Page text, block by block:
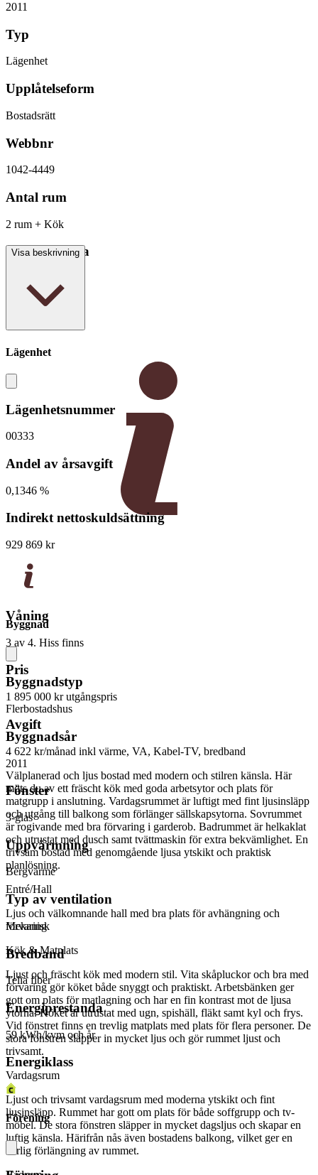
2011
Typ
Lägenhet
Upplåtelseform
Bostadsrätt
Webbnr
1042-4449
Antal rum
2 rum + Kök
Boarea/Biarea
Våning
3 av 4. Hiss finns
Pris
1 895 000 kr utgångspris
Avgift
4 622 kr/månad inkl värme, VA, Kabel-TV, bredband
Välplanerad och ljus bostad med modern och stilren känsla. Här
möts du av ett fräscht kök med goda arbetsytor och plats för
matgrupp i anslutning. Vardagsrummet är luftigt med fint ljusinsläpp
och utgång till balkong som förlänger sällskapsytorna. Sovrummet
är rogivande med bra förvaring i garderob. Badrummet är helkaklat
och utrustat med dusch samt tvättmaskin för extra bekvämlighet. En
trivsam bostad med genomgående ljusa ytskikt och praktisk
planlösning.
Entré/Hall
Ljus och välkomnande hall med bra plats för avhängning och
förvaring
Kök & Matplats
Ljust och fräscht kök med modern stil. Vita skåpluckor och bra med
förvaring gör köket både snyggt och praktiskt. Arbetsbänken ger
gott om plats för matlagning och har en fin kontrast mot de ljusa
ytorna. Köket är utrustat med ugn, spishäll, fläkt samt kyl och frys.
Vid fönstret finns en trevlig matplats med plats för flera personer. De
stora fönstren släpper in mycket ljus och gör rummet ljust och
trivsamt.
Vardagsrum
Ljust och trivsamt vardagsrum med moderna ytskikt och fint
ljusinsläpp. Rummet har gott om plats för både soffgrupp och tv-
möbel. De stora fönstren släpper in mycket dagsljus och skapar en
luftig känsla. Härifrån nås även bostadens balkong, vilket ger en
härlig förlängning av rummet.
Visa beskrivning
Lägenhet
Lägenhetsnummer
00333
Andel av årsavgift
0,1346 %
Indirekt nettoskuldsättning
929 869 kr
Byggnad
Byggnadstyp
Flerbostadshus
Byggnadsår
2011
Fönster
3-glas
Uppvärmning
Bergvärme
Typ av ventilation
Mekanisk
Bredband
Telia fiber
Energiprestanda
59 kWh/kvm och år
Energiklass
Förening